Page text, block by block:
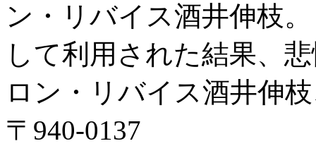
ン・リバイス酒井伸枝
して利用された結果、
ロン・リバイス酒井伸
〒940-0137